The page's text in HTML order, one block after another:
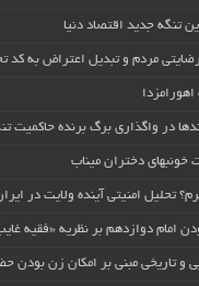
تنگه جدید اقتصاد دنیا
مردم و تبدیل اعتراض به کد
در واگذاری برگ برنده حاکمیت
دختران میناب
تحلیل امنیتی آینده ولایت در
امام دوازدهم بر نظریه «فقیه
و تاریخی مبنی بر امکان زن